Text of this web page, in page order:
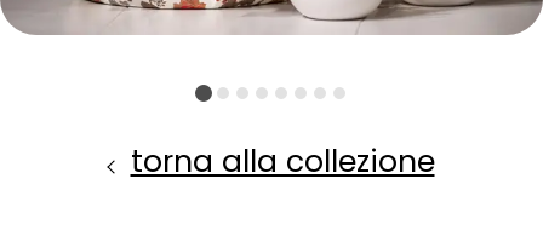
torna alla collezione